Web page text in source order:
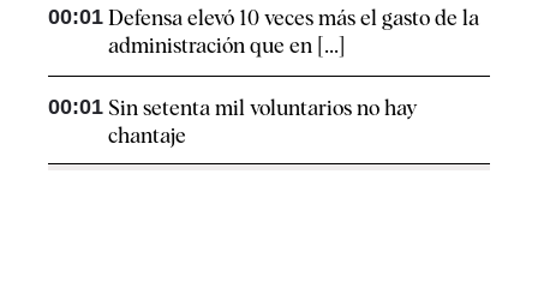
00:01 Defensa elevó 10 veces más el gasto de la
administración que en [...]
00:01 Sin setenta mil voluntarios no hay
chantaje